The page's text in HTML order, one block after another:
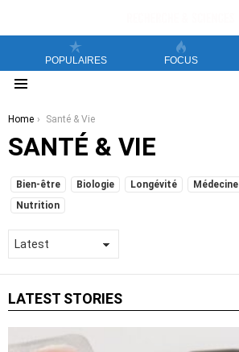
POPULAIRES FOCUS
You are here:
Home Santé & Vie
SANTÉ & VIE
SUBTERMS
Bien-être Biologie Longévité Médecine
Nutrition
LATEST STORIES